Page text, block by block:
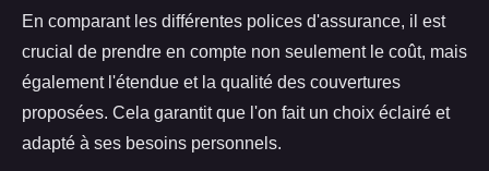
En comparant les différentes polices d'assurance, il est
crucial de prendre en compte non seulement le coût, mais
également l'étendue et la qualité des couvertures
proposées. Cela garantit que l'on fait un choix éclairé et
adapté à ses besoins personnels.